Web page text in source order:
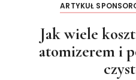
ARTYKUŁ
Jak wiele
atomizerem i